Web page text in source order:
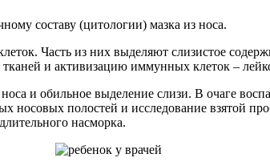
составу (цитологии) мазка из носа.
Часть из них выделяют слизистое
и активизацию иммунных клеток –
и обильное выделение слизи. В очаге
полостей и исследование взятой
насморка.